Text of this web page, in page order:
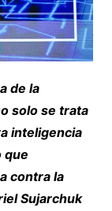
de la
solo se trata
inteligencia
que
contra la
Sujarchuk